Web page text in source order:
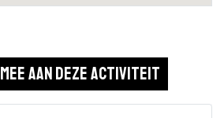
aan deze activiteit